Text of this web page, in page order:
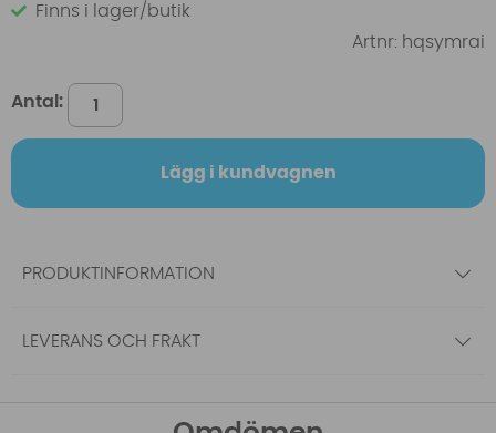
Finns i lager/butik
Artnr: hqsymrai
Antal:
Lägg i kundvagnen
PRODUKTINFORMATION
LEVERANS OCH FRAKT